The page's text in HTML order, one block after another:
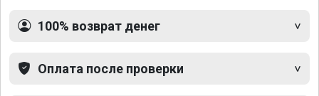
100% возврат денег
Оплата после проверки